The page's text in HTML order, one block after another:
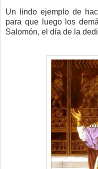
Un lindo ejemplo de
para que luego los
Salomón, el día de la